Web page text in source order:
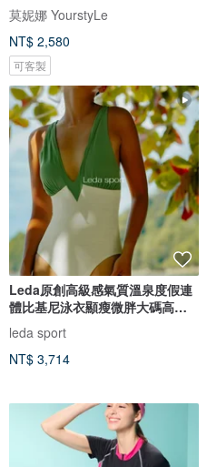
莫妮娜 YourstyLe
NT$ 2,580
可客製
Leda原創高級感氣質溫泉度假連
體比基尼泳衣顯瘦微胖大碼高開
衩女
leda sport
NT$ 3,714